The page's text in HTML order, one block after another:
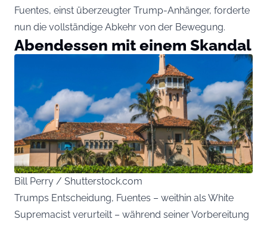
Fuentes, einst überzeugter Trump-Anhänger, forderte
nun die vollständige Abkehr von der Bewegung.
Abendessen mit einem Skandal
Bill Perry / Shutterstock.com
Trumps Entscheidung, Fuentes – weithin als White
Supremacist verurteilt – während seiner Vorbereitung